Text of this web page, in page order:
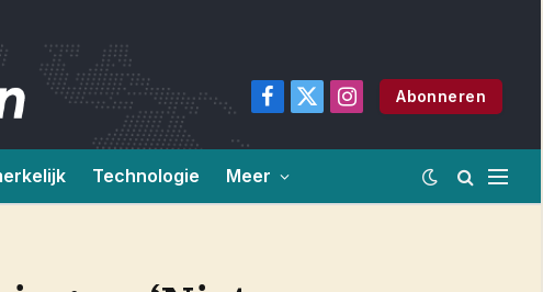
Facebook
X
Instagram
Abonneren
Technologie Meer